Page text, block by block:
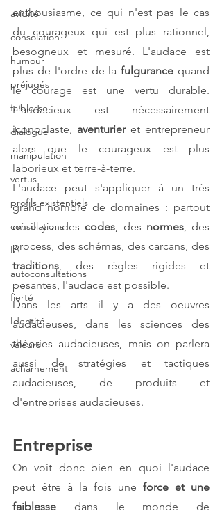
avidité
consolation
humour
préjugés
faiblesse
dialogue
manipulation
vertus
profils existentiels
consolations
IA
autoconsultations
fierté
Identité
valeurs
acharnement
enthousiasme, ce qui n'est pas le cas
du courageux qui est plus rationnel,
besogneux et mesuré. L'audace est
plus de l'ordre de la fulgurance quand
le courage est une vertu durable.
L'audacieux est nécessairement
iconoclaste, aventurier et entrepreneur
alors que le courageux est plus
laborieux et terre-à-terre.
L'audace peut s'appliquer à un très
grand nombre de domaines : partout
où il y a des codes, des normes, des
traditions, des règles rigides et
pesantes, l'audace est possible.
Dans les arts il y a des oeuvres
audacieuses, dans les sciences des
théories audacieuses, mais on parlera
aussi de stratégies et tactiques
audacieuses, de produits et
d'entreprises audacieuses.
Entreprise
On voit donc bien en quoi l'audace
peut être à la fois une force et une
faiblesse dans le monde de